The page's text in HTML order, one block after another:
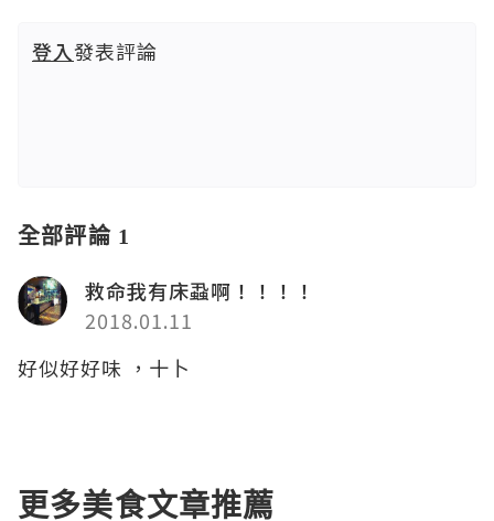
登入發表評論
全部評論 1
救命我有床蝨啊！！！！
2018.01.11
好似好好味 ，十卜
更多美食文章推薦